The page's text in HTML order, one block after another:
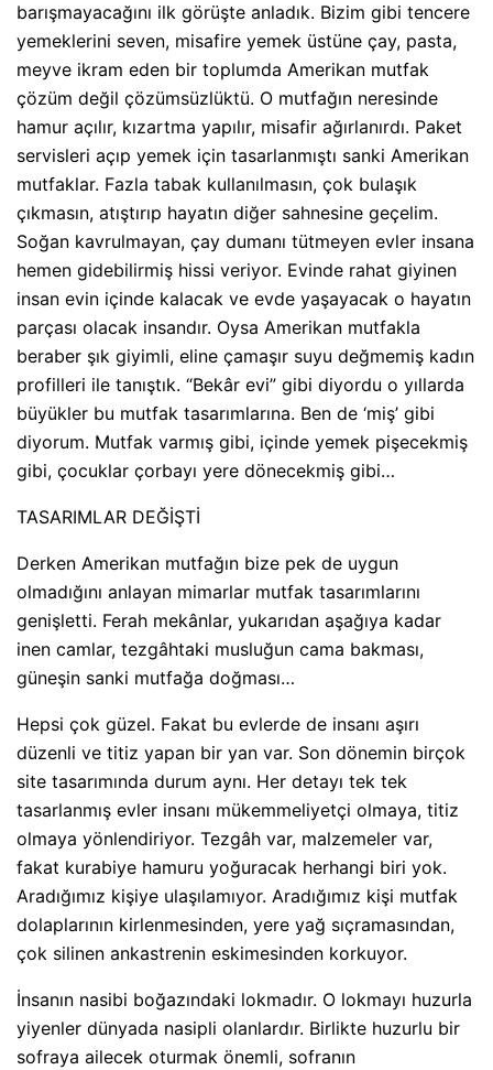
barışmayacağını ilk görüşte anladık. Bizim gibi tencere
yemeklerini seven, misafire yemek üstüne çay, pasta,
meyve ikram eden bir toplumda Amerikan mutfak
çözüm değil çözümsüzlüktü. O mutfağın neresinde
hamur açılır, kızartma yapılır, misafir ağırlanırdı. Paket
servisleri açıp yemek için tasarlanmıştı sanki Amerikan
mutfaklar. Fazla tabak kullanılmasın, çok bulaşık
çıkmasın, atıştırıp hayatın diğer sahnesine geçelim.
Soğan kavrulmayan, çay dumanı tütmeyen evler insana
hemen gidebilirmiş hissi veriyor. Evinde rahat giyinen
insan evin içinde kalacak ve evde yaşayacak o hayatın
parçası olacak insandır. Oysa Amerikan mutfakla
beraber şık giyimli, eline çamaşır suyu değmemiş kadın
profilleri ile tanıştık. “Bekâr evi” gibi diyordu o yıllarda
büyükler bu mutfak tasarımlarına. Ben de ‘miş’ gibi
diyorum. Mutfak varmış gibi, içinde yemek pişecekmiş
gibi, çocuklar çorbayı yere dönecekmiş gibi…
TASARIMLAR DEĞİŞTİ
Derken Amerikan mutfağın bize pek de uygun
olmadığını anlayan mimarlar mutfak tasarımlarını
genişletti. Ferah mekânlar, yukarıdan aşağıya kadar
inen camlar, tezgâhtaki musluğun cama bakması,
güneşin sanki mutfağa doğması…
Hepsi çok güzel. Fakat bu evlerde de insanı aşırı
düzenli ve titiz yapan bir yan var. Son dönemin birçok
site tasarımında durum aynı. Her detayı tek tek
tasarlanmış evler insanı mükemmeliyetçi olmaya, titiz
olmaya yönlendiriyor. Tezgâh var, malzemeler var,
fakat kurabiye hamuru yoğuracak herhangi biri yok.
Aradığımız kişiye ulaşılamıyor. Aradığımız kişi mutfak
dolaplarının kirlenmesinden, yere yağ sıçramasından,
çok silinen ankastrenin eskimesinden korkuyor.
İnsanın nasibi boğazındaki lokmadır. O lokmayı huzurla
yiyenler dünyada nasipli olanlardır. Birlikte huzurlu bir
sofraya ailecek oturmak önemli, sofranın